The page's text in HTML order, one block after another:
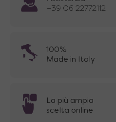
+39 06 22772112
100%
Made in Italy
La più ampia
scelta online